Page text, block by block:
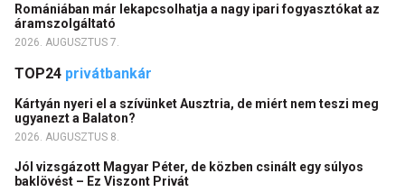
Romániában már lekapcsolhatja a nagy ipari fogyasztókat az
áramszolgáltató
2026. AUGUSZTUS 7.
TOP24 privátbankár
Kártyán nyeri el a szívünket Ausztria, de miért nem teszi meg
ugyanezt a Balaton?
2026. AUGUSZTUS 8.
Jól vizsgázott Magyar Péter, de közben csinált egy súlyos
baklövést – Ez Viszont Privát